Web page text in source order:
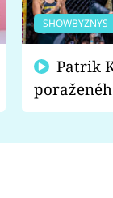
SHOWBYZNYS
fanoušci